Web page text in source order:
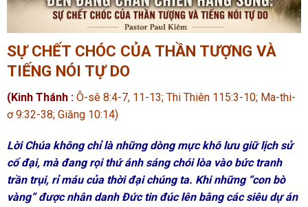
SỰ CHẾT CHÓC CỦA THẦN TƯỢNG VÀ
TIẾNG NÓI TỰ DO
(Kinh Thánh : Ô-sê 8:4-7, 11-13; Thi Thiên 115:3-10; Ma-thi-
ơ 9:32-38; Giăng 10:14)
Lời Chúa không chỉ là những dòng mực khô lưu giữ lịch sử
cổ đại, mà đang rọi thứ ánh sáng chói lòa vào bức tranh
trần trụi, rỉ máu của thời đại chúng ta. Khi những “con bò
vàng” được nhân danh Đức tin đúc lên bằng các siêu dự án